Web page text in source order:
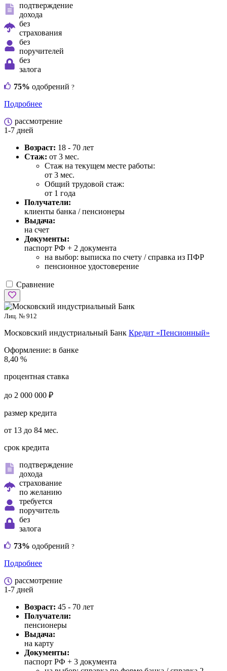
подтверждение
дохода
без
страхования
без
поручителей
без
залога
75% одобрений ?
Подробнее
рассмотрение
1-7 дней
Возраст: 18 - 70 лет
Стаж: от 3 мес.
Стаж на текущем месте работы:
от 3 мес.
Общий трудовой стаж:
от 1 года
Получатели:
клиенты банка / пенсионеры
Выдача:
на счет
Документы:
паспорт РФ + 2 документа
на выбор: выписка по счету / справка из ПФР
пенсионное удостоверение
Сравнение
Лиц. № 912
Московский индустриальный Банк Кредит «Пенсионный»
Оформление: в банке
8,40 %
процентная ставка
до 2 000 000 ₽
размер кредита
от 13 до 84 мес.
срок кредита
подтверждение
дохода
страхование
по желанию
требуется
поручитель
без
залога
73% одобрений ?
Подробнее
рассмотрение
1-7 дней
Возраст: 45 - 70 лет
Получатели:
пенсионеры
Выдача:
на карту
Документы:
паспорт РФ + 3 документа